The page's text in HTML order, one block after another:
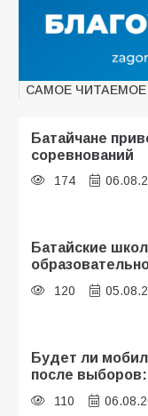
САМОЕ ЧИТАЕМОЕ
Батайчане
соревнований
174
Батайские
120
Будет ли
после
110